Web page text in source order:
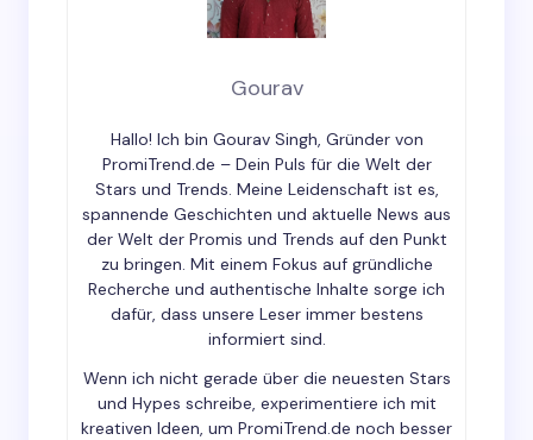
Your Comment *
Save my name and email in this browser for the
Submit Comment
Gourav
Hallo! Ich bin Gourav Singh, Gründer von
PromiTrend.de – Dein Puls für die Welt der
Stars und Trends. Meine Leidenschaft ist es,
spannende Geschichten und aktuelle News aus
der Welt der Promis und Trends auf den Punkt
zu bringen. Mit einem Fokus auf gründliche
Recherche und authentische Inhalte sorge ich
dafür, dass unsere Leser immer bestens
informiert sind.
Wenn ich nicht gerade über die neuesten Stars
und Hypes schreibe, experimentiere ich mit
kreativen Ideen, um PromiTrend.de noch besser